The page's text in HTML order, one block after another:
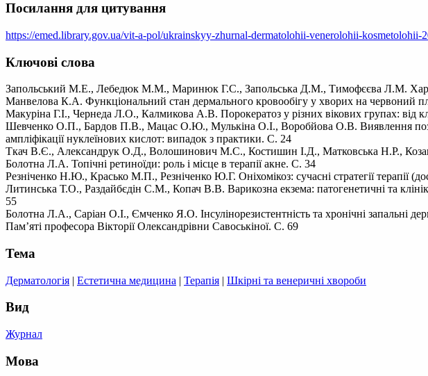
Посилання для цитування
https://emed.library.gov.ua/vit-a-pol/ukrainskyy-zhurnal-dermatolohii-venerolohii-kosmetolohii-
Ключові слова
Запольський М.Е., Лебедюк М.М., Маринюк Г.С., Запольська Д.М., Тимофєєва Л.М.
Манвелова К.А. Функціональний стан дермального кровообігу у хворих на червоний
Макуріна Г.І., Чернеда Л.О., Калмикова А.В. Порокератоз у різних вікових групах: від
Шевченко О.П., Бардов П.В., Мацас О.Ю., Мулькіна О.І., Воробйова О.В. Виявлення
ампліфікації нуклеїнових кислот: випадок з практики. С. 24
Ткач В.Є., Александрук О.Д., Волошинович М.С., Костишин І.Д., Матковська Н.Р.,
Болотна Л.А. Топічні ретиноїди: роль і місце в терапії акне. С. 34
Резніченко Н.Ю., Красько М.П., Резніченко Ю.Г. Оніхомікоз: сучасні стратегії терапії
Литинська Т.О., Раздайбєдін С.М., Копач В.В. Варикозна екзема: патогенетичні та
55
Болотна Л.А., Саріан О.І., Ємченко Я.О. Інсулінорезистентність та хронічні запальні
Пам’яті професора Вікторії Олександрівни Савоськіної. С. 69
Тема
Дерматологія | Естетична медицина | Терапія | Шкірні та венеричні хвороби
Вид
Журнал
Мова